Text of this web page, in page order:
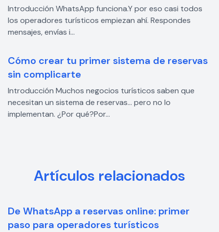
Introducción WhatsApp funciona.Y por eso casi todos
los operadores turísticos empiezan ahí. Respondes
mensajes, envías i...
Cómo crear tu primer sistema de reservas
sin complicarte
Introducción Muchos negocios turísticos saben que
necesitan un sistema de reservas… pero no lo
implementan. ¿Por qué?Por...
Artículos relacionados
De WhatsApp a reservas online: primer
paso para operadores turísticos